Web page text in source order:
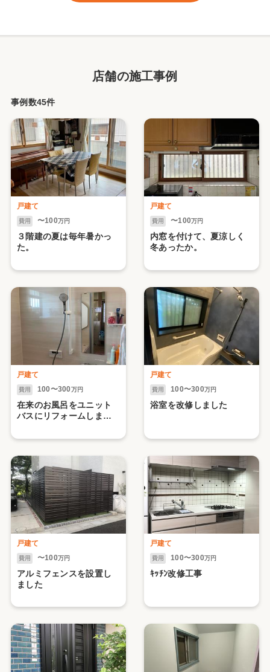
店舗の施工事例
事例数45件
戸建て
費用 〜100万円
３階建の夏は毎年暑かっ
た。
戸建て
費用 〜100万円
内窓を付けて、夏涼しく
冬あったか。
戸建て
費用 100〜300万円
在来のお風呂をユニット
バスにリフォームしまし
戸建て
費用 100〜300万円
浴室を改修しました
戸建て
費用 〜100万円
アルミフェンスを設置し
ました
戸建て
費用 100〜300万円
ｷｯﾁﾝ改修工事